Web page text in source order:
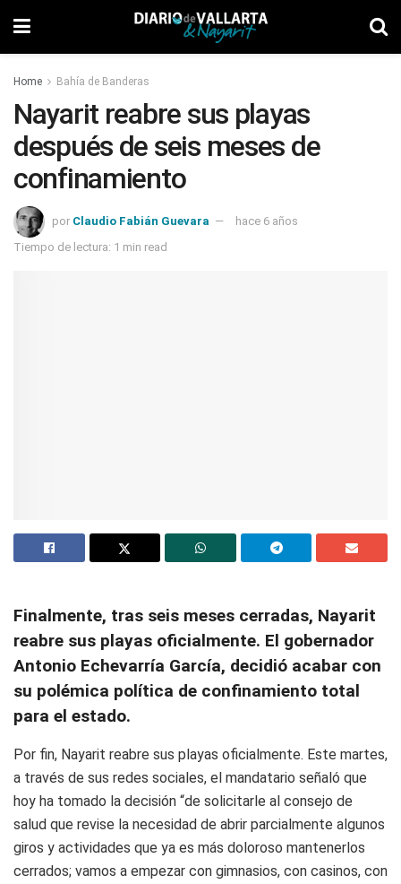
Home Bahía de Banderas
Nayarit reabre sus playas
después de seis meses de
confinamiento
por Claudio Fabián Guevara
hace 6 años
Tiempo de lectura: 1 min read
Finalmente, tras seis meses cerradas, Nayarit
reabre sus playas oficialmente. El gobernador
Antonio Echevarría García, decidió acabar con
su polémica política de confinamiento total
para el estado.
Por fin, Nayarit reabre sus playas oficialmente. Este martes,
a través de sus redes sociales, el mandatario señaló que
hoy ha tomado la decisión “de solicitarle al consejo de
salud que revise la necesidad de abrir parcialmente algunos
giros y actividades que ya es más doloroso mantenerlos
cerrados; vamos a empezar con gimnasios, con casinos, con